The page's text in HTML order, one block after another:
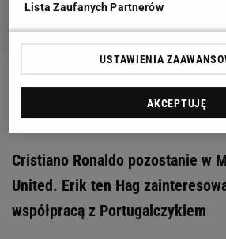
Zobacz wideoBorek:
tego, by zmienić otoczenie
Cristiano Ronaldo pozostanie w
United. Erik ten Hag
współpracą z Portugalczykiem
Lista Zaufanych Partnerów
USTAWIENIA
AKCEPTUJĘ